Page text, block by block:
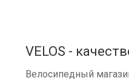
VELOS -
Велосипедный